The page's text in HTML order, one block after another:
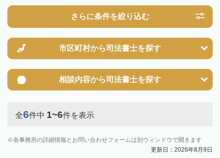
さらに条件を絞り込む
市区町村から司法書士を探す
相談内容から司法書士を探す
全6件中 1~6件を表示
各事務所の詳細情報とお問い合わせフォームは別ウィンドウで開きます
更新日：2026年8月9日